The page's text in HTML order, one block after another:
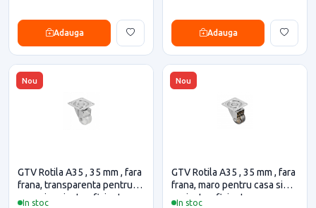
Adauga Adauga
Nou
In stoc
GTV Rotila A35 , 35 mm , fara
frana, transparenta pentru
casa si proiecte eficiente
Nou
In stoc
GTV Rotila A35 , 35 mm , fara
frana, maro pentru casa si
proiecte eficiente